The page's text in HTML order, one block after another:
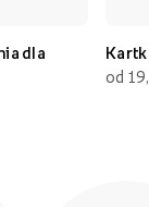
dla
od